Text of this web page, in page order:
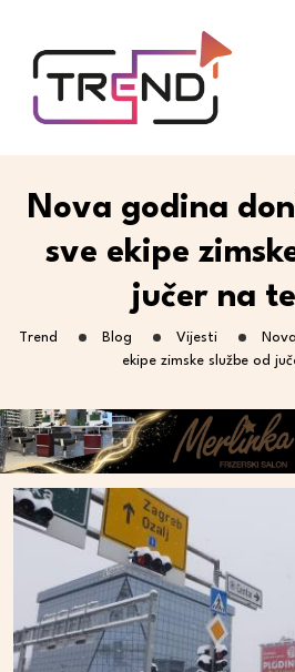
Nova godina
sve ekipe
jučer na
Trend Blog Vijesti
ekipe zimske službe od